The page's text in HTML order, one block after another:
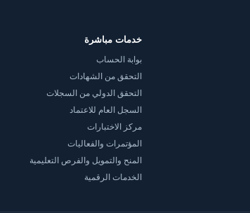
خدمات مباشرة
بوابة الحساب
التحقق من الشهادات
التحقق الدولي من السجلات
السجل العام للاعتماد
مركز الاختبارات
المؤتمرات والفعاليات
المنح والتمويل والفرص التعليمية
الخدمات الرقمية